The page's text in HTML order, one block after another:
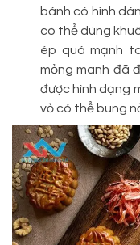
bánh có hình
có thể dùng
ép quá mạnh
mỏng manh đã
được hình dạng
vỏ có thể bung